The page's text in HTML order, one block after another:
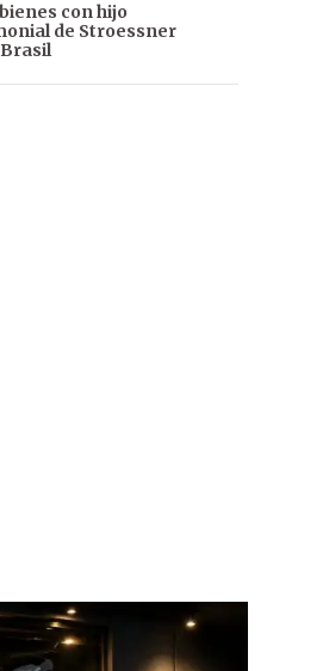
con hijo
de Stroessner